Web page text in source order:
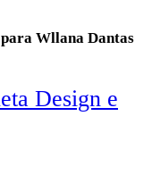
Wllana Dantas
Design e